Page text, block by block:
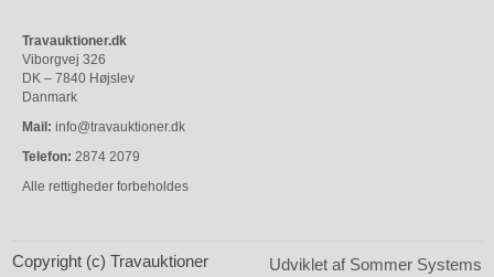
Travauktioner.dk
Viborgvej 326
DK – 7840 Højslev
Danmark
Mail: info@travauktioner.dk
Telefon: 2874 2079
Alle rettigheder forbeholdes
Copyright (c) Travauktioner Udviklet af Sommer Systems